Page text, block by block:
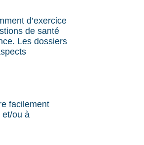
d’exercice
de santé
Les dossiers
facilement
et/ou à